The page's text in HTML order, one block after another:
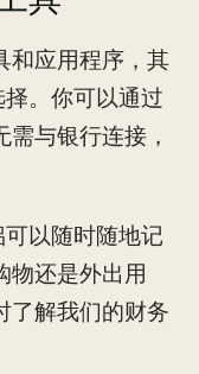
和应用程序，其
。你可以通过
与银行连接，
以随时随地记
物还是外出用
了解我们的财务